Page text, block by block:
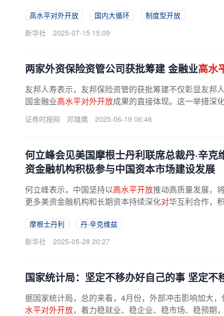
高水平对外开放 国内大循环
制度型开放
新华社
2025-07-15 15:09
两家外资保险资管公司获批筹建 金融业高水
友邦人寿表示，友邦保险资管的获批筹建不仅彰显友邦
国金融业高水平对外开放成果的直接体现。这一举措深
持续深耕中国市场的又一重要里程碑...
证券时报网 邓雄鹰 2025-06-19 06:46
何立峰会见美国摩根士丹利联席总裁丹·辛
资金融机构积极参与中国资本市场建设发展
何立峰表示，中国坚持以高水平开放推动高质量发展，
更多美资金融机构和长期资本持续深化对华互利合作，
摩根士丹利
丹·辛克维兹
新华社
2025-05-28 20:27
国家统计局：坚定不移办好自己的事 坚定不
据国家统计局，总的来看，4月份，外部冲击影响加大
水平对外开放，着力稳就业、稳企业、稳市场、稳预期